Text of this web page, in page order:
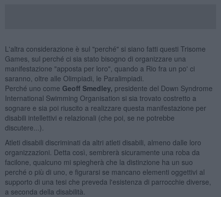
L'altra considerazione è sul "perché" si siano fatti questi Trisome
Games, sul perché ci sia stato bisogno di organizzare una
manifestazione "apposta per loro", quando a Rio fra un po' ci
saranno, oltre alle Olimpiadi, le Paralimpiadi.
Perché uno come Geoff Smedley, presidente del Down Syndrome
International Swimming Organisation si sia trovato costretto a
sognare e sia poi riuscito a realizzare questa manifestazione per
disabili intellettivi e relazionali (che poi, se ne potrebbe
discutere...).
Atleti disabili discriminati da altri atleti disabili, almeno dalle loro
organizzazioni. Detta così, sembrerà sicuramente una roba da
facilone, qualcuno mi spiegherà che la distinzione ha un suo
perché o più di uno, e figurarsi se mancano elementi oggettivi al
supporto di una tesi che preveda l'esistenza di parrocchie diverse,
a seconda della disabilità.